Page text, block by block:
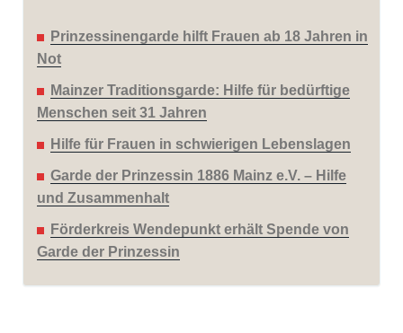
Prinzessinengarde hilft Frauen ab 18 Jahren in
Not
Mainzer Traditions­garde: Hilfe für bedürftige
Menschen seit 31 Jahren
Hilfe für Frauen in schwierigen Lebenslagen
Garde der Prinzessin 1886 Mainz e.V. – Hilfe
und Zusammenhalt
Förderkreis Wendepunkt erhält Spende von
Garde der Prinzessin